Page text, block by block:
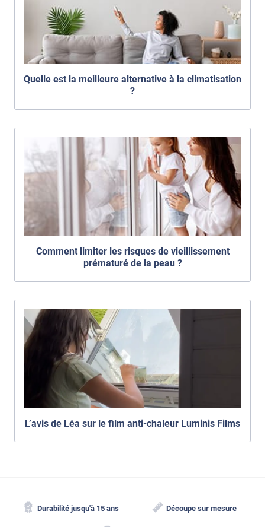
Quelle est la meilleure alternative à la climatisation
?
Comment limiter les risques de vieillissement
prématuré de la peau ?
L’avis de Léa sur le film anti-chaleur Luminis Films
Durabilité jusqu'à 15 ans Découpe sur mesure